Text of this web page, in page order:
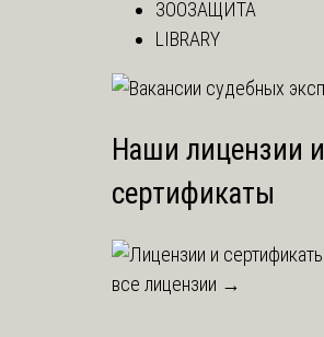
ЗООЗАЩИТА
LIBRARY
Наши лицензии и
сертификаты
все лицензии →